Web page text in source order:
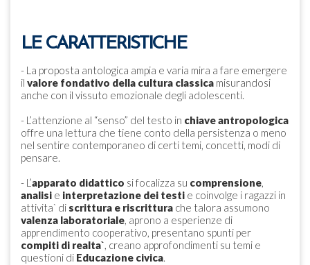
LE CARATTERISTICHE
- La proposta antologica ampia e varia mira a fare emergere
il valore fondativo della cultura classica misurandosi
anche con il vissuto emozionale degli adolescenti.
- L’attenzione al “senso” del testo in chiave antropologica
offre una lettura che tiene conto della persistenza o meno
nel sentire contemporaneo di certi temi, concetti, modi di
pensare.
- L’apparato didattico si focalizza su comprensione,
analisi e interpretazione dei testi e coinvolge i ragazzi in
attivita` di scrittura e riscrittura che talora assumono
valenza laboratoriale, aprono a esperienze di
apprendimento cooperativo, presentano spunti per
compiti di realta`, creano approfondimenti su temi e
questioni di Educazione civica.